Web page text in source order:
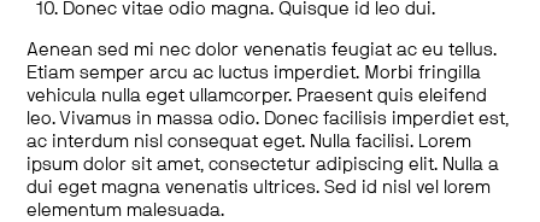
Donec vitae odio magna. Quisque id leo dui.
Aenean sed mi nec dolor venenatis feugiat ac eu tellus.
Etiam semper arcu ac luctus imperdiet. Morbi fringilla
vehicula nulla eget ullamcorper. Praesent quis eleifend
leo. Vivamus in massa odio. Donec facilisis imperdiet est,
ac interdum nisl consequat eget. Nulla facilisi. Lorem
ipsum dolor sit amet, consectetur adipiscing elit. Nulla a
dui eget magna venenatis ultrices. Sed id nisl vel lorem
elementum malesuada.